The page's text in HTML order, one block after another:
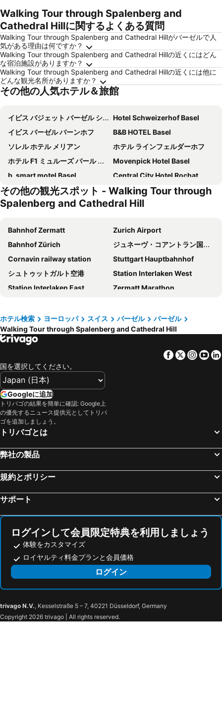
Walking Tour through Spalenberg and
Cathedral Hillに関するよくある質問
Walking Tour through Spalenberg and Cathedral Hillがバーゼルで人
気がある理由は何ですか？
Walking Tour through Spalenberg and Cathedral Hillの近くにはどん
な宿泊施設がありますか？
Walking Tour through Spalenberg and Cathedral Hillの近くには他に
どんな観光名所がありますか？
その他の人気ホテル＆旅館
イビス バジェット バーゼル シティ
Hotel Schweizerhof Basel
イビス バーゼル バーンホフ
B&B HOTEL Basel
ソレル ホテル メリアン
ホテル ラインフェルダーホフ
ホテル F1 ミュルーズ バール アエロポール
Movenpick Hotel Basel
b_smart motel Basel
Central City Hotel Rochat
スタイネンシャンツェ シュタットホテル
B&B HOTEL Mulhouse Bâle Aéroport
Basel Marriott Hotel
ibis Styles Basel City
ホテル オイラー
Mercure Bale Mulhouse Aeroport
Best Western Hotel Dreiländerbrücke
Hotel La Villa K
Gaia Hotel
B&B Hotel Weil am Rhein/Basel
ノボテル バーゼル シティ
Radisson Blu Hotel, Basel
Hotel Gasthof zum Ochsen
Hotel-Restaurant Jura
ホテル エルミタージュ
ODELYA - Stadthotel im Park
Das Eckert - Lifestyle Design Hotel & Fine Dining bei Basel (Grenzach)
Ibis Aéroport Bâle Mulhouse
Ott's Hotel Weinwirtschaft & Biergarten Weil am Rhein/Basel
Hotel Birsighof
BLOOM Boutique Hotel & Lounge Basel
Krafft Basel
Hotel Resslirytti
Hotel Meyerhof
クロスター ドルナッハ
Becozy Self Check-in & Pop-up Hotel
Hotel Heimathafen
ibis budget Basel Pratteln
Hotel D - Fully Renoved 2025
ホテル シュパーレントァー
Der Teufelhof Basel
Hotel Markgraf
Römerhof
Hotel Maximilian
その他の観光スポット - Walking Tour through
Spalenberg and Cathedral Hill
Bahnhof Zermatt
Zurich Airport
Bahnhof Zürich
ジュネーヴ・コアントラン国際空港
Cornavin railway station
Stuttgart Hauptbahnhof
シュトゥットガルト空港
Station Interlaken West
Station Interlaken East
Zermatt Marathon
Gare SNCF de Strasbourg
Palais des Nations
Luzerner Rathaus
ルツェルン湖
Gare de Dijon Ville
Zeppelin Museum
Breuil-Cervinia
Hauptbahnhof Luzern
Genève International Convention Centre
Montreux Jazz Festival
Matterhorn
Freiburg Breisgau Central Station
Gare de Colmar
Station Montreux
Skigebiet Davos Parsenn
World Heritage Site Völklingen Ironworks
Entreves
La Petite France
歴史ツアー
St. Gallen Station
Staatliche Hochschule für Musik und Darstellende Kunst
Sainte Marie
Rathaus Zürich
Hauptbahnhof Lindau
Walking Tour through Spalenberg and Cathedral Hill
Basel Carnival
Town Hall Basel
Muba
Art 44
Basel Tatoo
ホテル検索 ヨーロッパ スイス バーゼル
バーゼル
Walking Tour through Spalenberg and Cathedral Hill
Facebook
Twitter
国を選択してください。
Googleに追加
トリバゴの結果を簡単に確認: Google上
の優先するニュース提供元としてトリバ
ゴを追加しましょう。
トリバゴとは
弊社の製品
規約とポリシー
サポート
ログインして会員限定特典を利用しましょう
体験をカスタマイズ
ロイヤルティ料金プランと会員価格
ログイン
trivago N.V., Kesselstraße 5 – 7, 40221 Düsseldorf, Germany
Copyright 2026 trivago | All rights reserved.